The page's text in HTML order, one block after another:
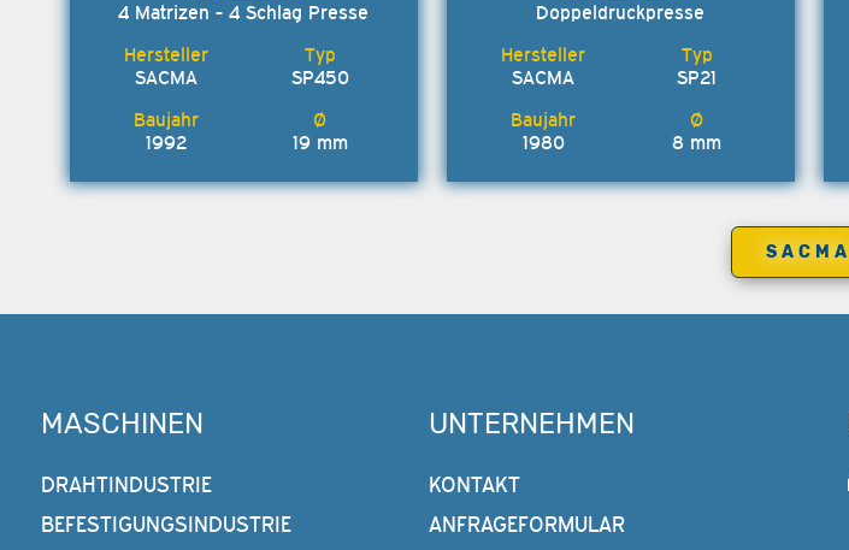
4 Matrizen - 4 Schlag Presse
SACMA SP450
1992 19 mm
Doppeldruckpresse
SACMA SP21
1980 8 mm
SACMA
MASCHINEN
DRAHTINDUSTRIE
BEFESTIGUNGSINDUSTRIE
UNTERNEHMEN
KONTAKT
ANFRAGEFORMULAR